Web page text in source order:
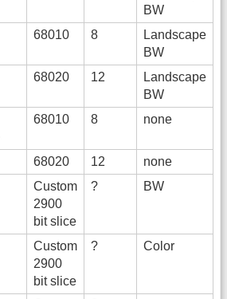
BW
68010 8
Landscape
BW
68020 12
Landscape
BW
68010 8 none
68020 12
none
Custom
2900
bit slice
? BW
Custom
2900
bit slice
? Color